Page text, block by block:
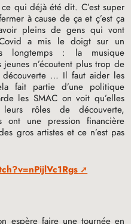
qui déjà été dit. C’est super
à cause de ça et ç’est ça
pleins de gens qui vont
a mis le doigt sur un
longtemps : la musique
n’écoutent plus trop de
… Il faut aider les
fait partie d’une politique
les SMACon voit qu’elles
rôles de découverte,
ont une pression financière
gros artistes et ce n’est pas
espère faire une tournée en